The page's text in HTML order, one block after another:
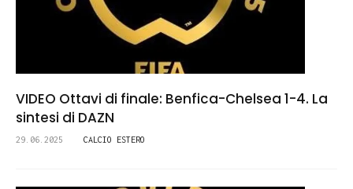
VIDEO Ottavi di finale: Benfica-Chelsea 1-4. La
sintesi di DAZN
29.06.2025 CALCIO ESTERO